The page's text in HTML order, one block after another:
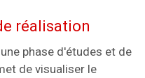
réalisation
phase d'études et de
de visualiser le